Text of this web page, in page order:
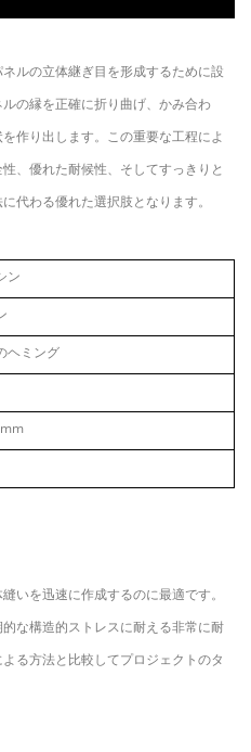
ルの立体継ぎ目を形成するために設
の縁を正確に折り曲げ、かみ合わ
作り出します。この重要な工程によ
、優れた耐候性、そしてすっきりと
代わる優れた選択肢となります。
ン
ヘミング
いを迅速に作成するのに最適です。
な構造的ストレスに耐える非常に耐
る方法と比較してプロジェクトのタ